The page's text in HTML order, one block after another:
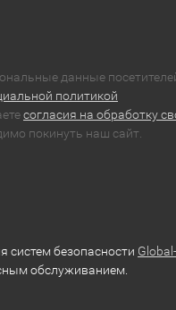
данные
политикой
согласия на обработку
покинуть наш сайт.
систем безопасности Global-
обслуживанием.